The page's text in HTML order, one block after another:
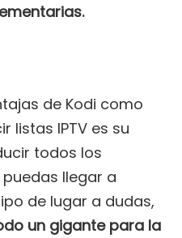
de Kodi como
listas IPTV es su
todos los
llegar a
de lugar a dudas,
un gigante para la